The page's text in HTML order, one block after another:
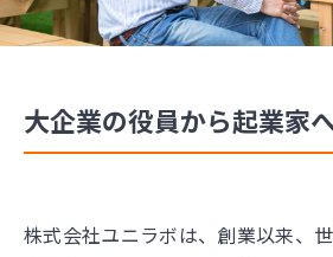
大企業の役員から起業家
株式会社ユニラボは、創業以来、